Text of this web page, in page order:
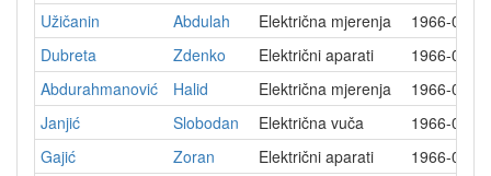
Užičanin
Abdulah Električna mjerenja
1966-03-
Dubreta
Zdenko Električni aparati
1966-04-
Abdurahmanović
Halid Električna mjerenja
1966-05-
Janjić
Slobodan Električna vuča
1966-05-
Gajić
Zoran Električni aparati
1966-06-